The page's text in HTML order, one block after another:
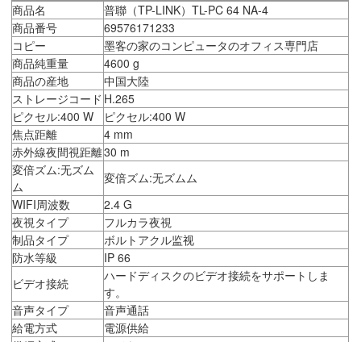
商品名
普聯（TP-LINK）TL-PC 64 NA-4
商品番号
69576171233
コピー
墨客の家のコンピュータのオフィス専門店
商品純重量
4600 g
商品の産地
中国大陸
ストレージコード H.265
ピクセル:400 W
ピクセル:400 W
焦点距離
4 mm
赤外線夜間視距離30 m
変倍ズム:无ズム
ム
変倍ズム:无ズムム
WIFI周波数
2.4 G
夜視タイプ
フルカラ夜視
制品タイプ
ボルトアクル监视
防水等級
IP 66
ビデオ接続
ハードディスクのビデオ接続をサポートしま
す。
音声タイプ
音声通話
給電方式
電源供給